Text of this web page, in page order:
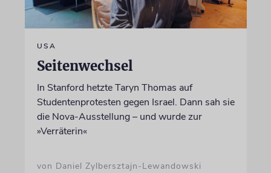
USA
Seitenwechsel
In Stanford hetzte Taryn Thomas auf
Studentenprotesten gegen Israel. Dann sah sie
die Nova-Ausstellung – und wurde zur
»Verräterin«
von Daniel Zylbersztajn-Lewandowski